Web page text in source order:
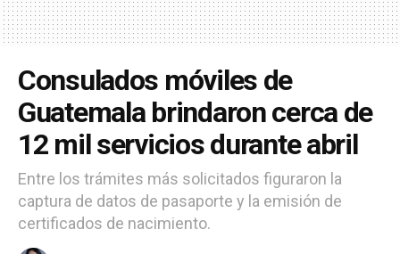
Consulados móviles de
Guatemala brindaron cerca de
12 mil servicios durante abril
Entre los trámites más solicitados figuraron la
captura de datos de pasaporte y la emisión de
certificados de nacimiento.